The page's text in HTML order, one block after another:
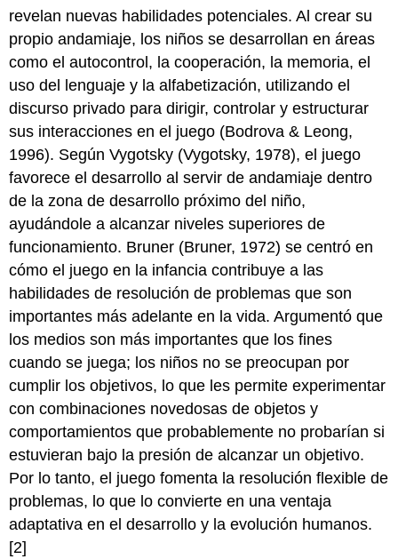
revelan nuevas habilidades potenciales. Al crear su
propio andamiaje, los niños se desarrollan en áreas
como el autocontrol, la cooperación, la memoria, el
uso del lenguaje y la alfabetización, utilizando el
discurso privado para dirigir, controlar y estructurar
sus interacciones en el juego (Bodrova & Leong,
1996). Según Vygotsky (Vygotsky, 1978), el juego
favorece el desarrollo al servir de andamiaje dentro
de la zona de desarrollo próximo del niño,
ayudándole a alcanzar niveles superiores de
funcionamiento. Bruner (Bruner, 1972) se centró en
cómo el juego en la infancia contribuye a las
habilidades de resolución de problemas que son
importantes más adelante en la vida. Argumentó que
los medios son más importantes que los fines
cuando se juega; los niños no se preocupan por
cumplir los objetivos, lo que les permite experimentar
con combinaciones novedosas de objetos y
comportamientos que probablemente no probarían si
estuvieran bajo la presión de alcanzar un objetivo.
Por lo tanto, el juego fomenta la resolución flexible de
problemas, lo que lo convierte en una ventaja
adaptativa en el desarrollo y la evolución humanos.
[2]